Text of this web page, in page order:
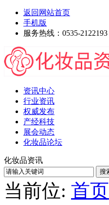
返回网站首页
手机版
服务热线：0535-2122193
资讯中心
行业资讯
权威发布
产经科技
展会动态
化妆品论坛
化妆品资讯
当前位: 首页